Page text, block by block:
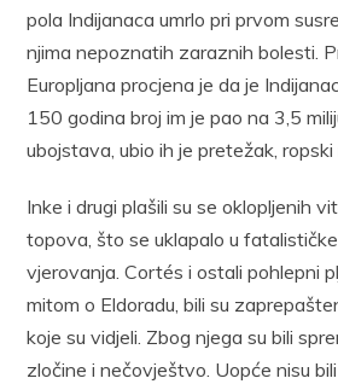
pola Indijanaca umrlo pri prvom
njima nepoznatih zaraznih bolesti.
Europljana procjena je da je
150 godina broj im je pao na 3,5
ubojstava, ubio ih je pretežak, ropski
Inke i drugi plašili su se oklopljenih
topova, što se uklapalo u
vjerovanja. Cortés i ostali pohlepni
mitom o Eldoradu, bili su
koje su vidjeli. Zbog njega su bili
zločine i nečovještvo. Uopće nisu